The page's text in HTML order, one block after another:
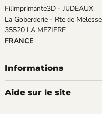
Filimprimante3D - JUDEAUX
La Goberderie - Rte de Melesse
35520 LA MEZIERE
FRANCE
Informations
Aide sur le site